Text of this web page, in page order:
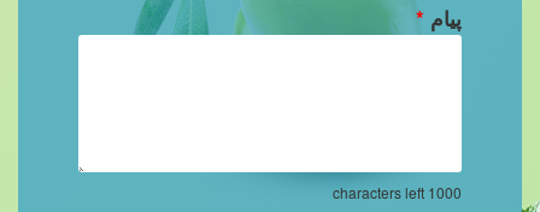
پیام *
1000